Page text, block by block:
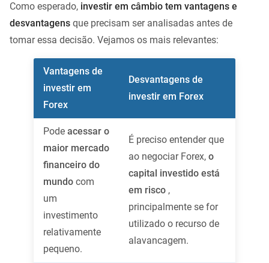
Como esperado, investir em câmbio tem vantagens e
desvantagens que precisam ser analisadas antes de
tomar essa decisão. Vejamos os mais relevantes:
Vantagens de
investir em
Forex
Desvantagens de
investir em Forex
Pode acessar o
maior mercado
financeiro do
mundo com
um
investimento
relativamente
pequeno.
É preciso entender que
ao negociar Forex, o
capital investido está
em risco ,
principalmente se for
utilizado o recurso de
alavancagem.